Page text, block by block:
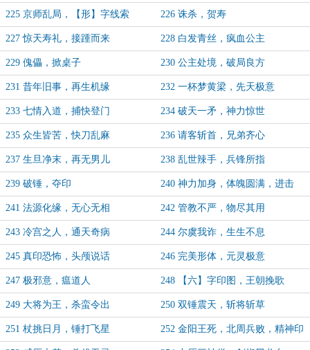
225 京师乱局，【形】字线索 226 诛杀，贺寿
227 惊天寿礼，接踵而来 228 白发青丝，疯血公主
229 傀儡，掀桌子 230 公主处境，破局良方
231 昔年旧事，再生机缘 232 一杯梦黄梁，先天极意
233 七情入道，捕快登门 234 破天一矛，神力惊世
235 众生皆苦，快刀乱麻 236 请客斩首，兄弟齐心
237 生旦净末，再无男儿 238 乱世辣手，兵锋所指
239 破锤，夺印 240 神力加身，体魄圆满，进击
241 法源化缘，无心无相 242 管教不严，物尽其用
243 冷宫之人，通天奇病 244 尔虞我诈，生生不息
245 真印恐怖，头颅说话 246 完美形体，元灵极意
247 极邪意，瘟道人 248 【六】字印图，王朝挽歌
249 大将为王，杀蛮令出 250 双锤震天，斩将斩草
251 杖挑日月，锤打飞星 252 金阳王死，北周兵败，精神印